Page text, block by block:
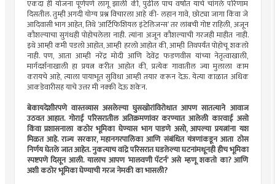
एकदा ही योजना पूर्णपणे लागू झाली की, पुढील पाच वर्षांत याचे चांगले परिणाम
दिसतील. तुम्ही अगदी योग्य प्रश्न विचारला आहे की- लहान गावे, छोट्या जागा किंवा जे
आदिवासी भाग आहेत, तिथे ‘आर्टिफिशियल इंटेलिजन्स’ तर लांबची गोष्ट राहिली, अजून
कौशल्याचा सुगंधही पोहोचलेला नाही. त्यांना अजून कौशल्याची गरजही माहीत नाही.
इथे आम्ही कमी पडलो आहोत, आम्ही हरलो आहोत की, आम्ही तिथपर्यंत पोहोचू शकलो
नाही. पण, आता आम्ही नरेंद्र मोदी आणि देवेंद्र फडणवीस यांच्या नेतृत्वाखाली,
मार्गदर्शनाखाली हा प्रयत्न करीत आहोत की, प्रत्येक गावातील ज्या मुलाला काम
करायचे आहे, त्याला पायाभूत सुविधा आम्ही तयार करून देऊ. येत्या काळात अधिक
आकडेवारीसह याचे उत्तर मी नक्की देऊ शकेन.
बेकायदेशीरपणे वास्तव्यास असलेल्या घुसखोरांविरोधात आपण सातत्याने आवाज
उठवत आहात. गोराई परिसरातील अतिक्रमणांवर करण्यात आलेली कारवाई असो
किंवा प्रशासनाला कठोर भूमिका घेण्यास भाग पाडणे असो, आपल्या प्रयत्नांना यश
मिळत आहे. राज्य सरकार, महानगरपालिका आणि संबंधित यंत्रणांकडून आता ठोस
निर्णय घेतले जात आहेत. नुकत्याच वांद्रे परिसरात घडलेल्या घटनांमधूनही हीच भूमिका
स्पष्टपणे दिसून आली. यालाच आपण ‘मालवणी पॅटर्न’ असे म्हणू शकतो का? आणि
अशी कठोर भूमिका घेण्याची गरज नेमकी का भासली?